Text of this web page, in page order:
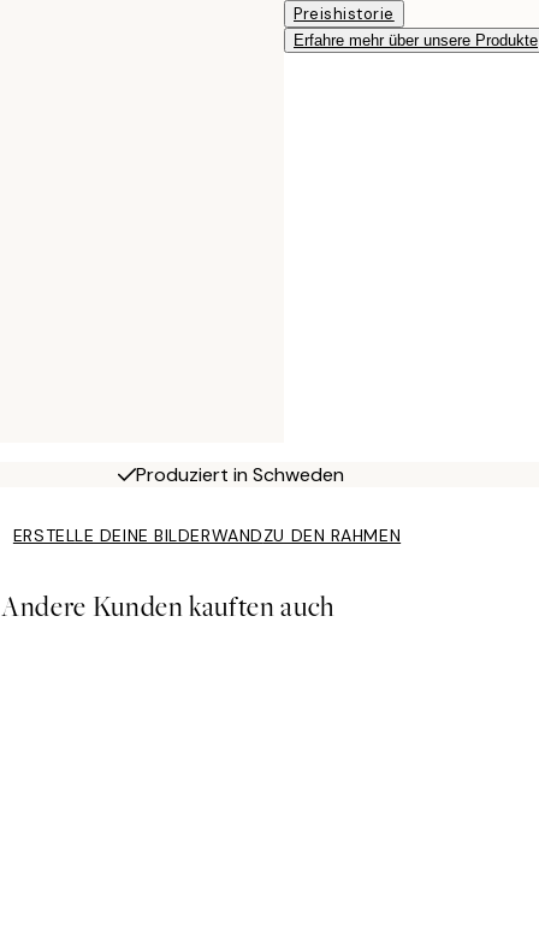
Preishistorie
Erfahre mehr über unsere Produkte
Produziert in Schweden
ERSTELLE DEINE BILDERWANDZU DEN RAHMEN
Andere Kunden kauften auch